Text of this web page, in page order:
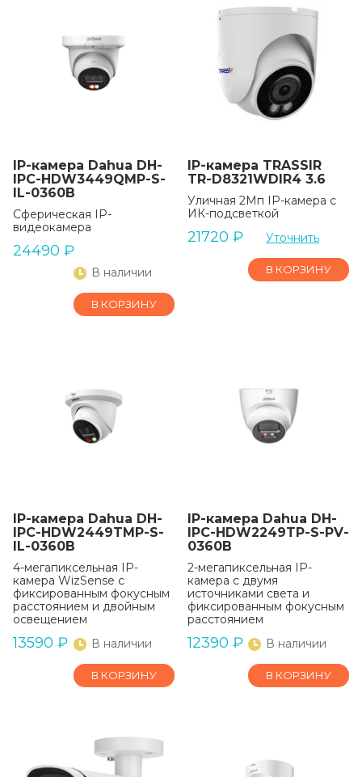
IP-камера Dahua DH-
IPC-HDW3449QMP-S-
IL-0360B
Сферическая IP-
видеокамера
24490 ₽
В наличии
В КОРЗИНУ
IP-камера TRASSIR
TR-D8321WDIR4 3.6
Уличная 2Мп IP-камера с
ИК-подсветкой
21720 ₽ Уточнить
В КОРЗИНУ
IP-камера Dahua DH-
IPC-HDW2449TMP-S-
IL-0360B
4-мегапиксельная IP-
камера WizSense с
фиксированным фокусным
расстоянием и двойным
освещением
13590 ₽ В наличии
В КОРЗИНУ
IP-камера Dahua DH-
IPC-HDW2249TP-S-PV-
0360B
2-мегапиксельная IP-
камера с двумя
источниками света и
фиксированным фокусным
расстоянием
12390 ₽ В наличии
В КОРЗИНУ